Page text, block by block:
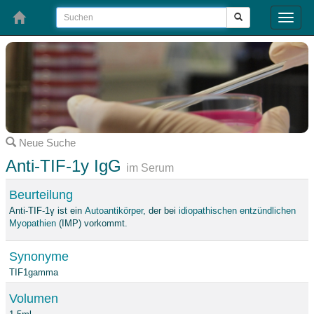
Toggle
Neue Suche
Anti-TIF-1y IgG im Serum
Beurteilung
Anti-TIF-1γ ist ein Autoantikörper, der bei idiopathischen entzündlichen
Myopathien (IMP) vorkommt.
Synonyme
TIF1gamma
Volumen